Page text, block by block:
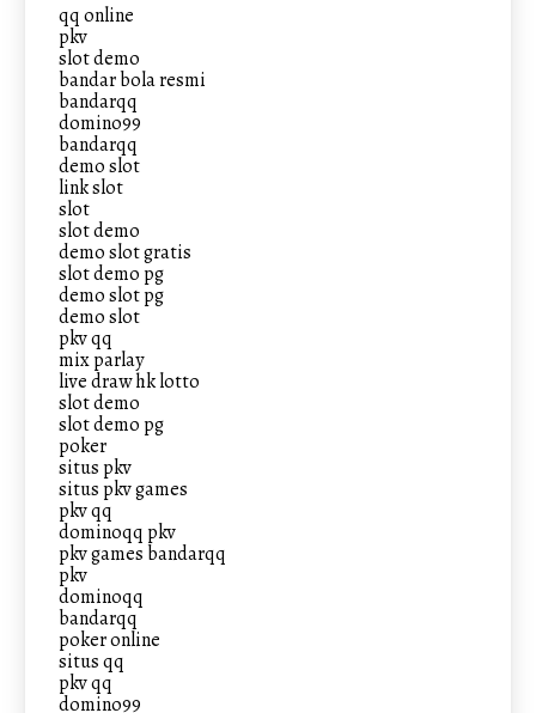
qq online
pkv
slot demo
bandar bola resmi
bandarqq
domino99
bandarqq
demo slot
link slot
slot
slot demo
demo slot gratis
slot demo pg
demo slot pg
demo slot
pkv qq
mix parlay
live draw hk lotto
slot demo
slot demo pg
poker
situs pkv
situs pkv games
pkv qq
dominoqq pkv
pkv games bandarqq
pkv
dominoqq
bandarqq
poker online
situs qq
pkv qq
domino99